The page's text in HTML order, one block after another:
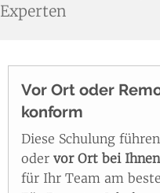
Experten
Vor Ort oder
konform
Diese Schulung
oder vor Ort bei Ihnen
für Ihr Team am